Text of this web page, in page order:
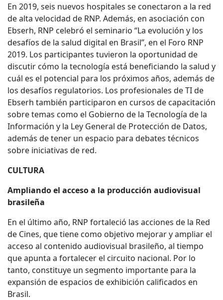
En 2019, seis nuevos hospitales se conectaron a la red
de alta velocidad de RNP. Además, en asociación con
Ebserh, RNP celebró el seminario “La evolución y los
desafíos de la salud digital en Brasil”, en el Foro RNP
2019. Los participantes tuvieron la oportunidad de
discutir cómo la tecnología está beneficiando la salud y
cuál es el potencial para los próximos años, además de
los desafíos regulatorios. Los profesionales de TI de
Ebserh también participaron en cursos de capacitación
sobre temas como el Gobierno de la Tecnología de la
Información y la Ley General de Protección de Datos,
además de tener un espacio para debates técnicos
sobre iniciativas de red.
CULTURA
Ampliando el acceso a la producción audiovisual
brasileña
En el último año, RNP fortaleció las acciones de la Red
de Cines, que tiene como objetivo mejorar y ampliar el
acceso al contenido audiovisual brasileño, al tiempo
que apunta a fortalecer el circuito nacional. Por lo
tanto, constituye un segmento importante para la
expansión de espacios de exhibición calificados en
Brasil.